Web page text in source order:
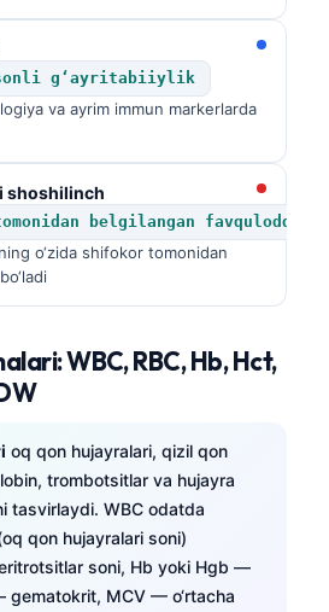
g‘ayritabiiylik
va ayrim immun markerlarda
shoshilinch
belgilangan favqulodda
o‘zida shifokor tomonidan
WBC, RBC, Hb, Hct,
oq qon hujayralari, qizil qon
trombotsitlar va hujayra
tasvirlaydi. WBC odatda
qon hujayralari soni)
soni, Hb yoki Hgb —
MCV — o‘rtacha